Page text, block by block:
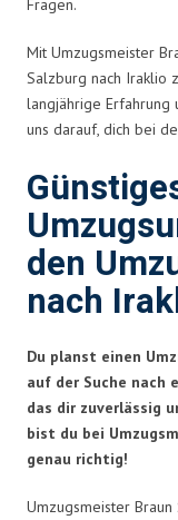
Fragen.
Mit Umzugsmeister
Salzburg nach Iraklio
langjährige Erfahrung
uns darauf, dich bei
den
nach
Du planst einen
auf der Suche nach
das dir zuverlässig
bist du bei
genau richtig!
Umzugsmeister